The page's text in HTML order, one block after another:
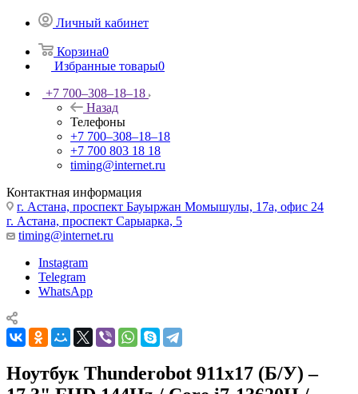
Личный кабинет
Корзина0
Избранные товары0
+7 700‒308‒18‒18
Назад
Телефоны
+7 700‒308‒18‒18
+7 700 803 18 18
timing@internet.ru
Контактная информация
г. Астана, проспект Бауыржан Момышулы, 17а, офис 24
г. Астана, проспект Сарыарка, 5
timing@internet.ru
Instagram
Telegram
WhatsApp
Ноутбук Thunderobot 911x17 (Б/У) –